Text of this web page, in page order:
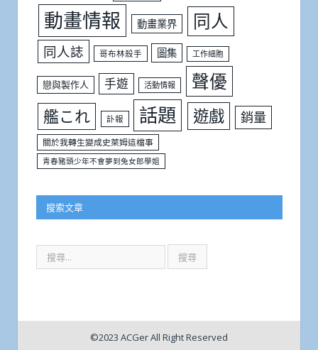
動畫情報 動畫業界 同人
同人誌 哥布林殺手 圖集 工作細胞
戀與製作人 手遊 活動情報 聲優
艦これ 訃報 話題 遊戲 銷量
關於我轉生變成史萊姆這檔事
青春豬頭少年不會夢到兔女郎學姐
搜索文章
©2023 ACGer All Right Reserved